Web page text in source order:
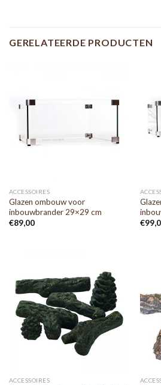
GERELATEERDE PRODUCTEN
ACCESSOIRES
Glazen ombouw voor
inbouwbrander 29×29 cm
€89,00
€
ACCESSOIRES